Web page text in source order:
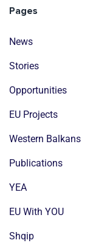
Pages
News
Stories
Opportunities
EU Projects
Western Balkans
Publications
YEA
EU With YOU
Shqip